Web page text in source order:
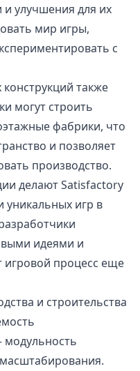
и улучшения для их
мир игры,
с
также
могут строить
фабрики, что
и позволяет
производство.
делают Satisfactory
уникальных игр в
идеями и
игровой процесс еще
и строительства
модульность